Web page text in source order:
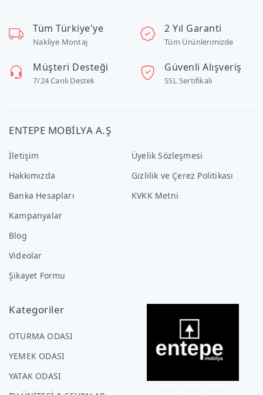
Tüm Türkiye'ye
Nakliye Montaj
2 Yıl Garanti
Tüm Ürünlerimizde
Müşteri Desteği
7/24 Canlı Destek
Güvenli Alışveriş
SSL Sertifikalı
ENTEPE MOBİLYA A.Ş
İletişim
Hakkımızda
Banka Hesapları
Kampanyalar
Blog
Videolar
Şikayet Formu
Üyelik Sözleşmesi
Gizlilik ve Çerez Politikası
KVKK Metni
Kategoriler
OTURMA ODASI
YEMEK ODASI
YATAK ODASI